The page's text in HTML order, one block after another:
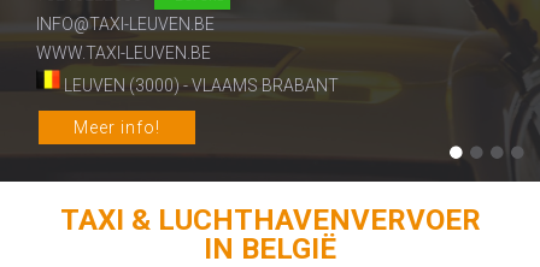
INFO@TAXI-LEUVEN.BE
WWW.TAXI-LEUVEN.BE
LEUVEN (3000) - VLAAMS BRABANT
Meer info!
TAXI & LUCHTHAVENVERVOER
IN BELGIË